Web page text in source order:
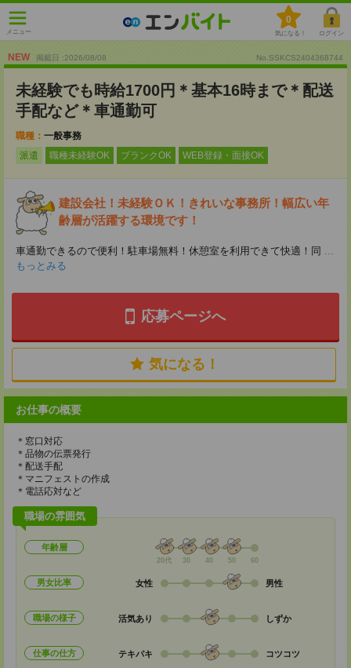
メニュー
0
気になる！ ログイン
NEW 掲載日 :2026/08/08 No.SSKCS2404368744
未経験でも時給1700円＊基本16時まで＊配送
手配など＊車通勤可
職種： 一般事務
派遣
職種未経験OK ブランクOK WEB登録・面接OK
建設会社！未経験ＯＫ！きれいな事務所！幅広い年
齢層が活躍する環境です！
車通勤できるので便利！駐車場無料！休憩室を利用できて快適！同 ...
もっとみる
応募ページへ
気になる！
お仕事の概要
＊窓口対応
＊品物の伝票発行
＊配送手配
＊マニフェストの作成
＊電話応対など
職場の雰囲気
年齢層
20代 30 40 50 60
男女比率 女性 男性
職場の様子 活気あり しずか
仕事の仕方 テキパキ コツコツ